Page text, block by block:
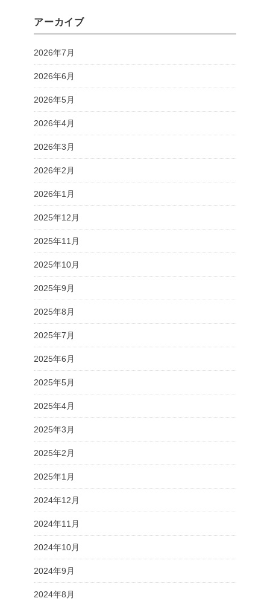
アーカイブ
2026年7月
2026年6月
2026年5月
2026年4月
2026年3月
2026年2月
2026年1月
2025年12月
2025年11月
2025年10月
2025年9月
2025年8月
2025年7月
2025年6月
2025年5月
2025年4月
2025年3月
2025年2月
2025年1月
2024年12月
2024年11月
2024年10月
2024年9月
2024年8月